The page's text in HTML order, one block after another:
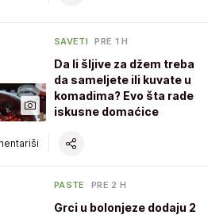
SAVETI PRE 1 H
Da li šljive za džem treba
da sameljete ili kuvate u
komadima? Evo šta rade
iskusne domaćice
PASTE PRE 2 H
Grci u bolonjeze dodaju 2